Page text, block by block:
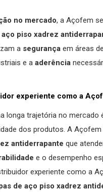
no mercado, a Açofem
aço piso xadrez
a segurança em áreas
e a aderência
experiente como a
longa trajetória no mercado
dos produtos. A
antiderrapante que
e o desempenho
experiente como a
de aço piso xadrez